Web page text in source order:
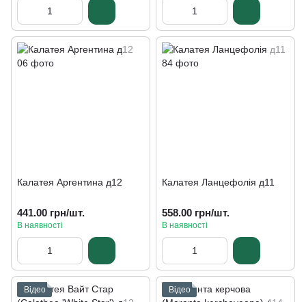
Калатея Аргентина д12
441.00 грн/шт.
В наявності
Калатея Ланцефолія д11
558.00 грн/шт.
В наявності
Відео Відео